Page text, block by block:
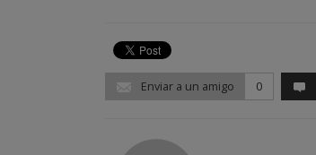
Enviar a un amigo 0